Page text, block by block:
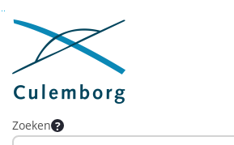
Ga naar de inhoud van deze pagina
Ga naar het zoeken
Ga naar het menu
Zoeken